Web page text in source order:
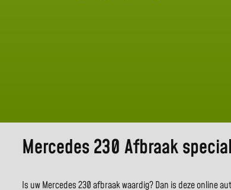
Mercedes 230 Afbraak
Is uw Mercedes 230 afbraak waardig? Dan is deze online